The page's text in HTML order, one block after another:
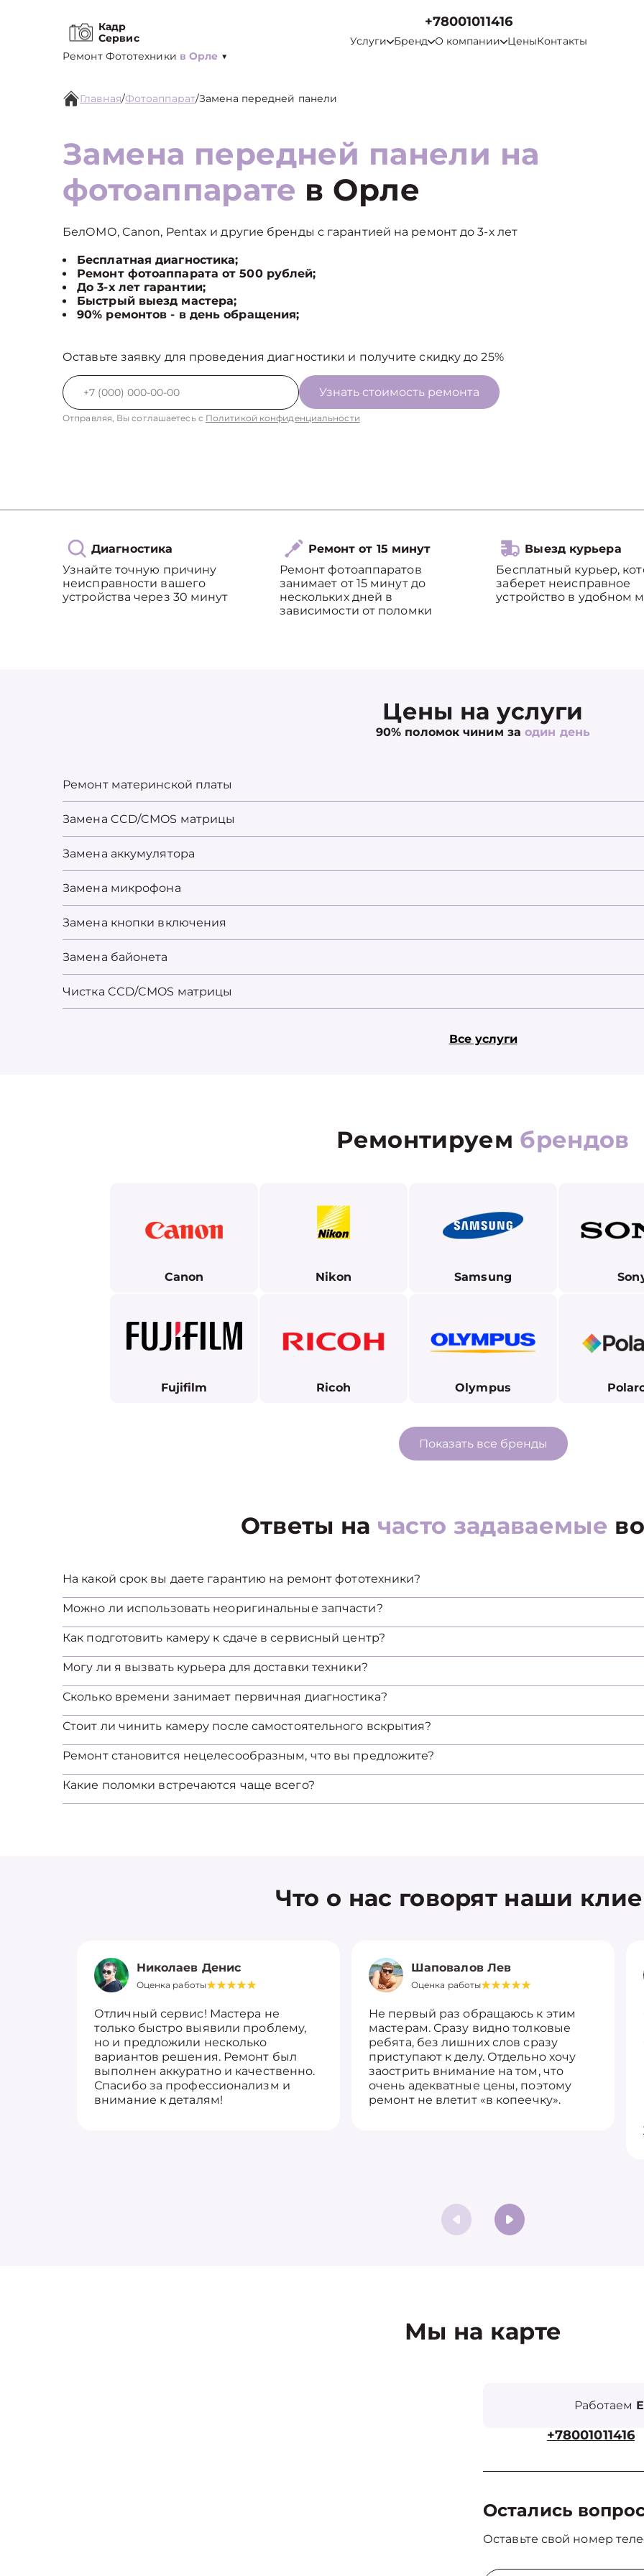
Кадр
Сервис
Ремонт Фототехники в Орле ▼
+78001011416
Услуги Бренд О компании ЦеныКонтакты
Главная/Фотоаппарат/Замена передней панели
Замена передней панели на
фотоаппарате в Орле
БелОМО, Canon, Pentax и другие бренды с гарантией на ремонт до 3-х лет
Бесплатная диагностика;
Ремонт фотоаппарата от 500 рублей;
До 3-х лет гарантии;
Быстрый выезд мастера;
90% ремонтов - в день обращения;
Оставьте заявку для проведения диагностики и получите скидку до 25%
Узнать стоимость ремонта
Отправляя, Вы соглашаетесь с Политикой конфиденциальности
Диагностика
Узнайте точную причину
неисправности вашего
устройства через 30 минут
Ремонт от 15 минут
Ремонт фотоаппаратов
занимает от 15 минут до
нескольких дней в
зависимости от поломки
Выезд курьера
Бесплатный курьер,
заберет неисправное
устройство в удобном
Цены на услуги
90% поломок чиним заодин день
Ремонт материнской платы
Замена CCD/CMOS матрицы
Замена аккумулятора
Замена микрофона
Замена кнопки включения
Замена байонета
Чистка CCD/CMOS матрицы
Все услуги
Ремонтируем брендов
Canon Nikon Samsung
Fujifilm Ricoh Olympus
Показать все бренды
Ответы на часто задаваемые
На какой срок вы даете гарантию на ремонт фототехники?
Можно ли использовать неоригинальные запчасти?
Как подготовить камеру к сдаче в сервисный центр?
Могу ли я вызвать курьера для доставки техники?
Сколько времени занимает первичная диагностика?
Стоит ли чинить камеру после самостоятельного вскрытия?
Ремонт становится нецелесообразным, что вы предложите?
Какие поломки встречаются чаще всего?
Что о нас говорят наши
Николаев Денис
Оценка работы
Отличный сервис! Мастера не
только быстро выявили проблему,
но и предложили несколько
вариантов решения. Ремонт был
выполнен аккуратно и качественно.
Спасибо за профессионализм и
внимание к деталям!
Шаповалов Лев
Оценка работы
Не первый раз обращаюсь к этим
мастерам. Сразу видно толковые
ребята, без лишних слов сразу
приступают к делу. Отдельно хочу
заострить внимание на том, что
очень адекватные цены, поэтому
ремонт не влетит «в копеечку».
Мы на карте
Работаем
+78001011416
Остались
Оставьте свой номер